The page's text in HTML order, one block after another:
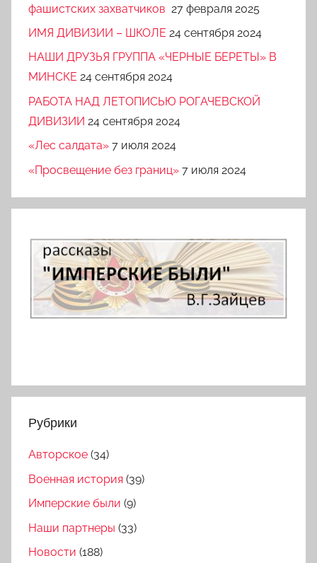
фашистских захватчиков 27 февраля 2025
ИМЯ ДИВИЗИИ – ШКОЛЕ 24 сентября 2024
НАШИ ДРУЗЬЯ ГРУППА «ЧЕРНЫЕ БЕРЕТЫ» В
МИНСКЕ 24 сентября 2024
РАБОТА НАД ЛЕТОПИСЬЮ РОГАЧЕВСКОЙ
ДИВИЗИИ 24 сентября 2024
«Лес салдата» 7 июля 2024
«Просвещение без границ» 7 июля 2024
Рубрики
Авторское (34)
Военная история (39)
Имперские были (9)
Наши партнеры (33)
Новости (188)